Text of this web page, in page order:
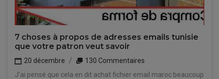
7 choses à propos de adresses emails tunisie
que votre patron veut savoir
20 décembre
130 Commentaires
J'ai pensé que cela en dit achat fichier email maroc beaucoup